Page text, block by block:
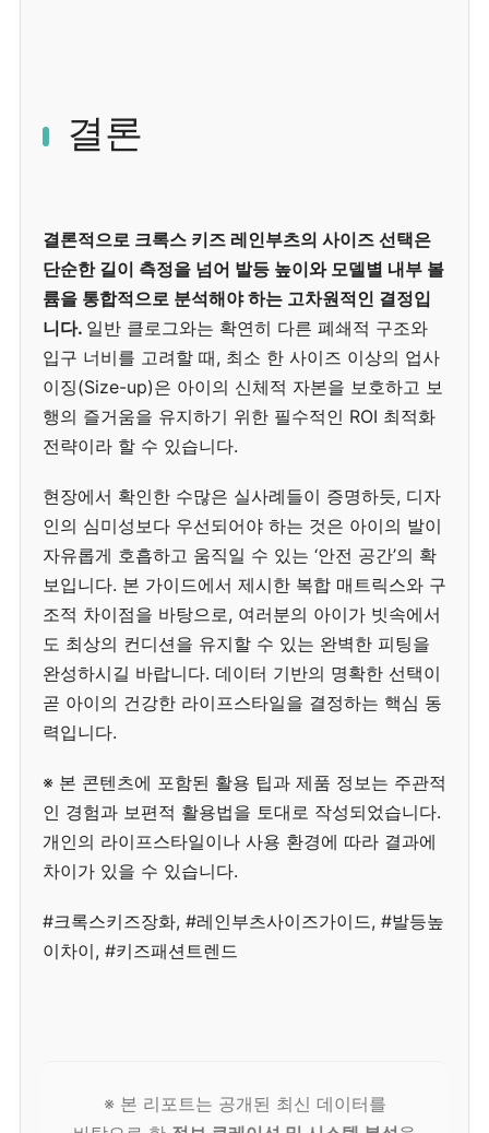
결론
결론적으로 크록스 키즈 레인부츠의 사이즈 선택은
단순한 길이 측정을 넘어 발등 높이와 모델별 내부 볼
륨을 통합적으로 분석해야 하는 고차원적인 결정입
니다. 일반 클로그와는 확연히 다른 폐쇄적 구조와
입구 너비를 고려할 때, 최소 한 사이즈 이상의 업사
이징(Size-up)은 아이의 신체적 자본을 보호하고 보
행의 즐거움을 유지하기 위한 필수적인 ROI 최적화
전략이라 할 수 있습니다.
현장에서 확인한 수많은 실사례들이 증명하듯, 디자
인의 심미성보다 우선되어야 하는 것은 아이의 발이
자유롭게 호흡하고 움직일 수 있는 ‘안전 공간’의 확
보입니다. 본 가이드에서 제시한 복합 매트릭스와 구
조적 차이점을 바탕으로, 여러분의 아이가 빗속에서
도 최상의 컨디션을 유지할 수 있는 완벽한 피팅을
완성하시길 바랍니다. 데이터 기반의 명확한 선택이
곧 아이의 건강한 라이프스타일을 결정하는 핵심 동
력입니다.
※ 본 콘텐츠에 포함된 활용 팁과 제품 정보는 주관적
인 경험과 보편적 활용법을 토대로 작성되었습니다.
개인의 라이프스타일이나 사용 환경에 따라 결과에
차이가 있을 수 있습니다.
#크록스키즈장화, #레인부츠사이즈가이드, #발등높
이차이, #키즈패션트렌드
※ 본 리포트는 공개된 최신 데이터를